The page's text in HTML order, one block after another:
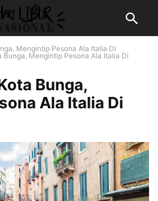
Mengintip Pesona Ala Italia Di
Bunga, Mengintip Pesona Ala Italia Di
Bunga,
Ala Italia Di